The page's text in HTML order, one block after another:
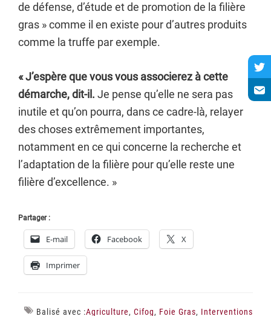
de défense, d’étude et de promotion de la filière
gras » comme il en existe pour d’autres produits
comme la truffe par exemple.
« J’espère que vous vous associerez à cette
démarche, dit-il. Je pense qu’elle ne sera pas
inutile et qu’on pourra, dans ce cadre-là, relayer
des choses extrêmement importantes,
notamment en ce qui concerne la recherche et
l’adaptation de la filière pour qu’elle reste une
filière d’excellence. »
Partager :
E-mail Facebook X
Imprimer
Balisé avec :Agriculture, Cifog, Foie Gras, Interventions